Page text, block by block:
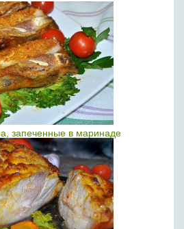
запеченные в маринаде